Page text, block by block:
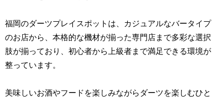
福岡のダーツプレイスポットは、カジュアルなバータイプ
のお店から、本格的な機材が揃った専門店まで多彩な選択
肢が揃っており、初心者から上級者まで満足できる環境が
整っています。
美味しいお酒やフードを楽しみながらダーツを楽しむひと